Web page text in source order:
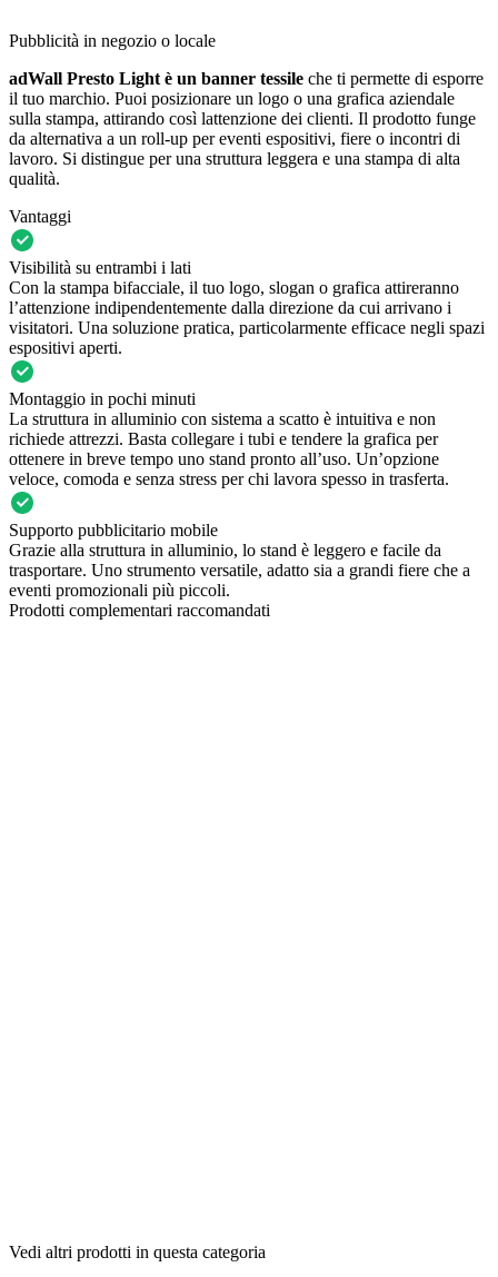
Pubblicità in negozio o locale
adWall Presto Light è un banner tessile che ti permette di esporre
il tuo marchio. Puoi posizionare un logo o una grafica aziendale
sulla stampa, attirando così lattenzione dei clienti. Il prodotto funge
da alternativa a un roll-up per eventi espositivi, fiere o incontri di
lavoro. Si distingue per una struttura leggera e una stampa di alta
qualità.
Vantaggi
Visibilità su entrambi i lati
Con la stampa bifacciale, il tuo logo, slogan o grafica attireranno
l’attenzione indipendentemente dalla direzione da cui arrivano i
visitatori. Una soluzione pratica, particolarmente efficace negli spazi
espositivi aperti.
Montaggio in pochi minuti
La struttura in alluminio con sistema a scatto è intuitiva e non
richiede attrezzi. Basta collegare i tubi e tendere la grafica per
ottenere in breve tempo uno stand pronto all’uso. Un’opzione
veloce, comoda e senza stress per chi lavora spesso in trasferta.
Supporto pubblicitario mobile
Grazie alla struttura in alluminio, lo stand è leggero e facile da
trasportare. Uno strumento versatile, adatto sia a grandi fiere che a
eventi promozionali più piccoli.
Prodotti complementari raccomandati
Vedi altri prodotti in questa categoria